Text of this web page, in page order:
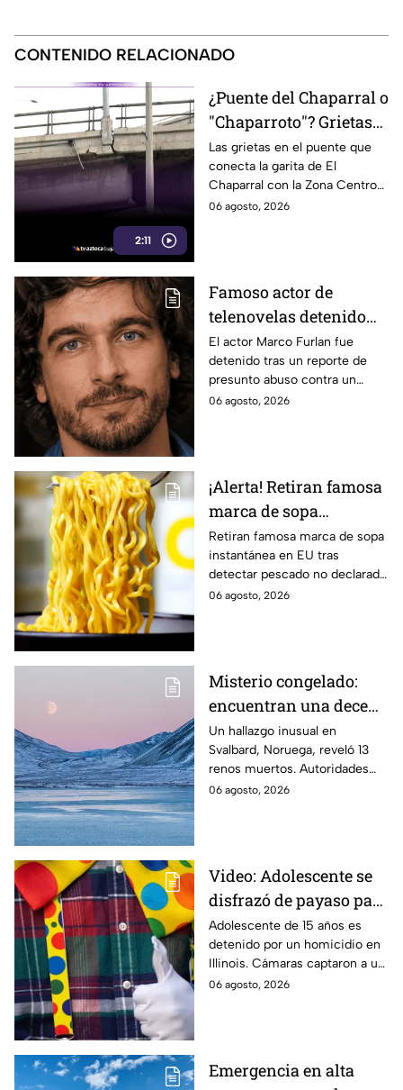
CONTENIDO RELACIONADO
2:11
¿Puente del Chaparral o
"Chaparroto"? Grietas
preocupan a miles de
automovilistas en
Tijuana
Las grietas en el puente que
conecta la garita de El
Chaparral con la Zona Centro
preocupan a miles de
06 agosto, 2026
Famoso actor de
telenovelas detenido
por presunto abuso de
un menor de 5 años;
dijo que lo confundió
con su novia
El actor Marco Furlan fue
detenido tras un reporte de
presunto abuso contra un
menor durante una fiesta;
06 agosto, 2026
¡Alerta! Retiran famosa
marca de sopa
instantánea por riesgo
de reacciones mortales
Retiran famosa marca de sopa
instantánea en EU tras
detectar pescado no declarado
en la etiqueta, lo que podría
06 agosto, 2026
Misterio congelado:
encuentran una decena
de renos muertos en
una zona del Ártico
Un hallazgo inusual en
Svalbard, Noruega, reveló 13
renos muertos. Autoridades
investigan las causas y piden
06 agosto, 2026
Video: Adolescente se
disfrazó de payaso para
quitarle la vida a un
abuelito
Adolescente de 15 años es
detenido por un homicidio en
Illinois. Cámaras captaron a un
supuesto sospechoso con
06 agosto, 2026
Emergencia en alta